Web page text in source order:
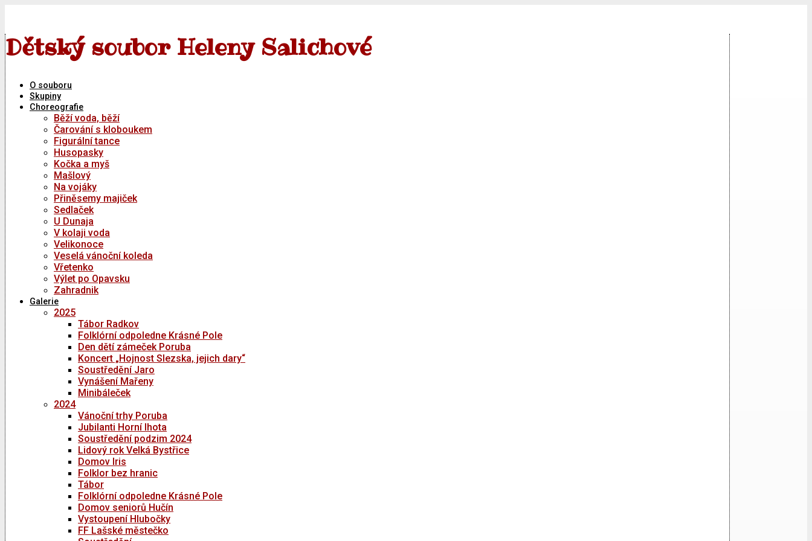
Dětský soubor Heleny Salichové
O souboru
Skupiny
Choreografie
Běží voda, běží
Čarování s kloboukem
Figurální tance
Husopasky
Kočka a myš
Mašlový
Na vojáky
Přiněsemy majiček
Sedlaček
U Dunaja
V kolaji voda
Velikonoce
Veselá vánoční koleda
Vřetenko
Výlet po Opavsku
Zahradnik
Galerie
2025
Tábor Radkov
Folklórní odpoledne Krásné Pole
Den dětí zámeček Poruba
Koncert „Hojnost Slezska, jejich dary“
Soustředění Jaro
Vynášení Mařeny
Minibáleček
2024
Vánoční trhy Poruba
Jubilanti Horní lhota
Soustředění podzim 2024
Lidový rok Velká Bystřice
Domov Iris
Folklor bez hranic
Tábor
Folklórní odpoledne Krásné Pole
Domov seniorů Hučín
Vystoupení Hlubočky
FF Lašské městečko